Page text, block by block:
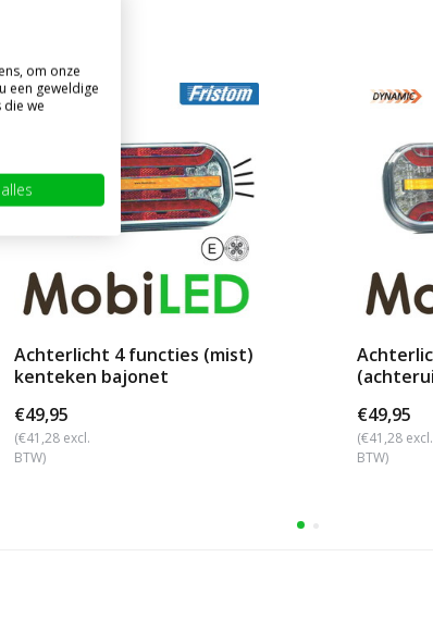
Achterlicht 4 functies (mist)
kenteken bajonet
€49,95
(€41,28 excl.
BTW)
€49,95
(€41,28 excl.
BTW)
om onze
een geweldige
we